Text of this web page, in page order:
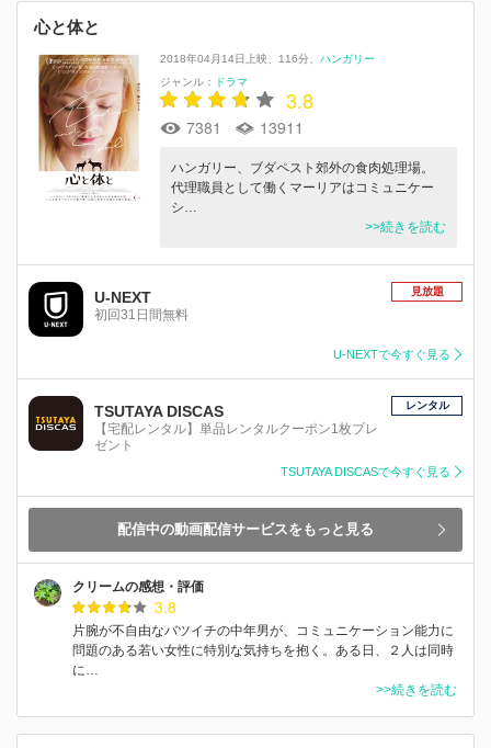
心と体と
2018年04月14日上映 116分
ハンガリー
ジャンル：
ドラマ
3.8
7381 13911
ハンガリー、ブダペスト郊外の食肉処理場。
代理職員として働くマーリアはコミュニケー
シ…
>>続きを読む
U-NEXT
初回31日間無料
見放題
U-NEXTで今すぐ見る
TSUTAYA DISCAS
【宅配レンタル】単品レンタルクーポン1枚プレ
ゼント
レンタル
TSUTAYA DISCASで今すぐ見る
配信中の動画配信サービスをもっと見る
クリームの感想・評価
3.8
片腕が不自由なバツイチの中年男が、コミュニケーション能力に
問題のある若い女性に特別な気持ちを抱く。ある日、２人は同時
に…
>>続きを読む